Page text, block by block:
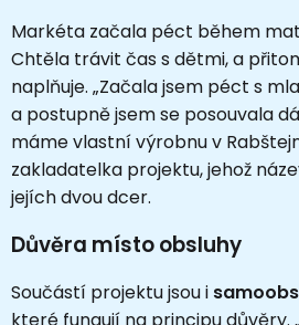
Markéta začala péct během
Chtěla trávit čas s dětmi, a
naplňuje. „Začala jsem péct s
a postupně jsem se posouvala
máme vlastní výrobnu v
zakladatelka projektu, jehož
jejích dvou dcer.
Důvěra místo obsluhy
Součástí projektu jsou i
které fungují na principu důvěry.